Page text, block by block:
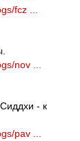
fcz ...
nov ...
- к
pav ...